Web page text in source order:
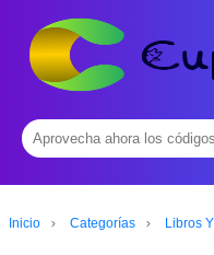
Inicio Categorías Libros